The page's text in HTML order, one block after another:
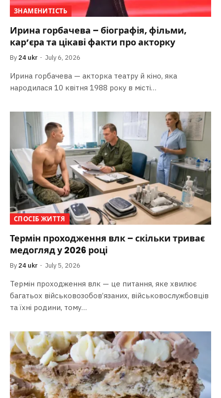
ЗНАМЕНИТІСТЬ
Ирина горбачева – біографія, фільми,
кар’єра та цікаві факти про акторку
By 24 ukr July 6, 2026
Ирина горбачева — акторка театру й кіно, яка
народилася 10 квітня 1988 року в місті…
СПОСІБ ЖИТТЯ
Термін проходження влк – скільки триває
медогляд у 2026 році
By 24 ukr July 5, 2026
Термін проходження влк — це питання, яке хвилює
багатьох військовозобов’язаних, військовослужбовців
та їхні родини, тому…